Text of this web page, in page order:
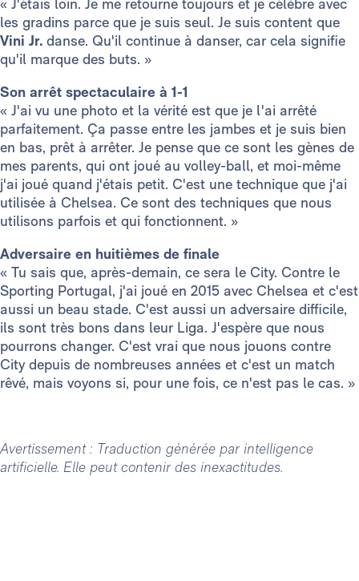
« J'étais loin. Je me retourne toujours et je célèbre avec
les gradins parce que je suis seul. Je suis content que
Vini Jr. danse. Qu'il continue à danser, car cela signifie
qu'il marque des buts. »
Son arrêt spectaculaire à 1-1
« J'ai vu une photo et la vérité est que je l'ai arrêté
parfaitement. Ça passe entre les jambes et je suis bien
en bas, prêt à arrêter. Je pense que ce sont les gènes de
mes parents, qui ont joué au volley-ball, et moi-même
j'ai joué quand j'étais petit. C'est une technique que j'ai
utilisée à Chelsea. Ce sont des techniques que nous
utilisons parfois et qui fonctionnent. »
Adversaire en huitièmes de finale
« Tu sais que, après-demain, ce sera le City. Contre le
Sporting Portugal, j'ai joué en 2015 avec Chelsea et c'est
aussi un beau stade. C'est aussi un adversaire difficile,
ils sont très bons dans leur Liga. J'espère que nous
pourrons changer. C'est vrai que nous jouons contre
City depuis de nombreuses années et c'est un match
rêvé, mais voyons si, pour une fois, ce n'est pas le cas. »
Avertissement : Traduction générée par intelligence
artificielle. Elle peut contenir des inexactitudes.